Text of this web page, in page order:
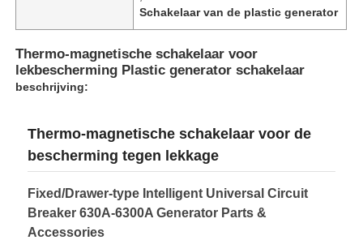
Schakelaar van de plastic generator
Thermo-magnetische schakelaar voor
lekbescherming Plastic generator schakelaar
beschrijving:
Thermo-magnetische schakelaar voor de
bescherming tegen lekkage
Fixed/Drawer-type Intelligent Universal Circuit
Breaker 630A-6300A Generator Parts &
Accessories